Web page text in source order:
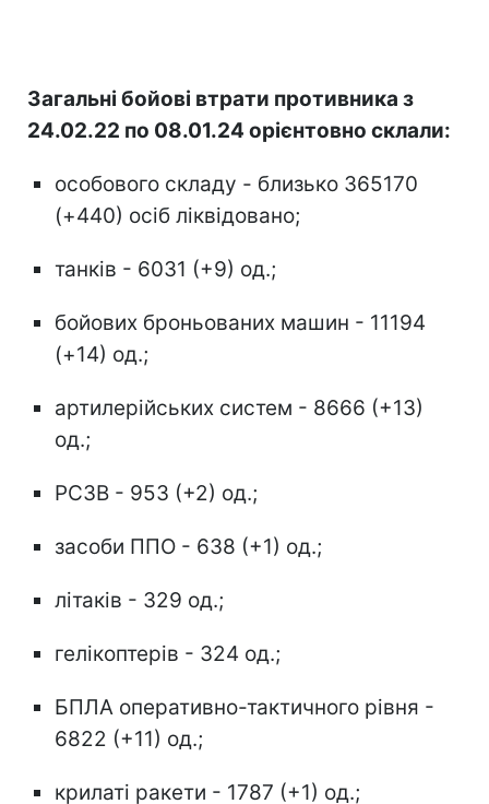
Загальні бойові втрати противника з
24.02.22 по 08.01.24 орієнтовно склали:
особового складу - близько 365170
(+440) осіб ліквідовано;
танків - 6031 (+9) од.;
бойових броньованих машин - 11194
(+14) од.;
артилерійських систем - 8666 (+13)
од.;
РСЗВ - 953 (+2) од.;
засоби ППО - 638 (+1) од.;
літаків - 329 од.;
гелікоптерів - 324 од.;
БПЛА оперативно-тактичного рівня -
6822 (+11) од.;
крилаті ракети - 1787 (+1) од.;